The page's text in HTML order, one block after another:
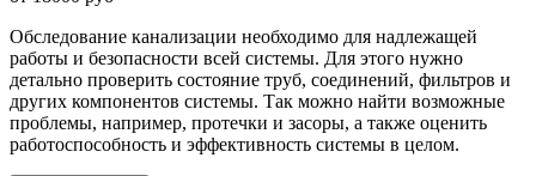
Обследование канализации необходимо для надлежащей
работы и безопасности всей системы. Для этого нужно
детально проверить состояние труб, соединений, фильтров и
других компонентов системы. Так можно найти возможные
проблемы, например, протечки и засоры, а также оценить
работоспособность и эффективность системы в целом.